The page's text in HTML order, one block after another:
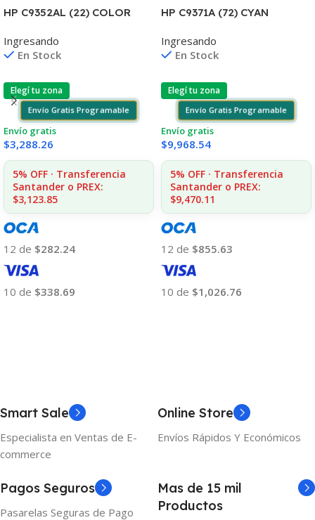
HP C9352AL (22) COLOR
5 6ML (D)
Ingresando
En Stock
Elegí tu zona
Envío Gratis Programable
Envío gratis
$3,288.26
5% OFF · Transferencia
Santander o PREX:
$3,123.85
12 de $282.24
10 de $338.69
HP C9371A (72) CYAN
795/790 130ML UK
Ingresando
En Stock
Elegí tu zona
Envío Gratis Programable
Envío gratis
$9,968.54
5% OFF · Transferencia
Santander o PREX:
$9,470.11
12 de $855.63
10 de $1,026.76
Smart Sale
Especialista en Ventas de E-
commerce
Online Store
Envíos Rápidos Y Económicos
Pagos Seguros
Pasarelas Seguras de Pago
Mas de 15 mil
Productos